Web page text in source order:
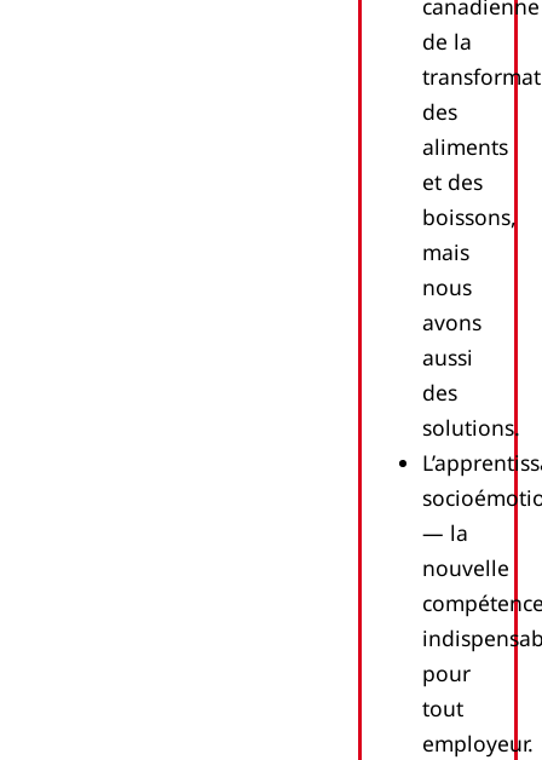
canadienne
de la
des
aliments
et des
boissons,
mais
nous
avons
aussi
des
solutions.
— la
nouvelle
pour
tout
employeur.